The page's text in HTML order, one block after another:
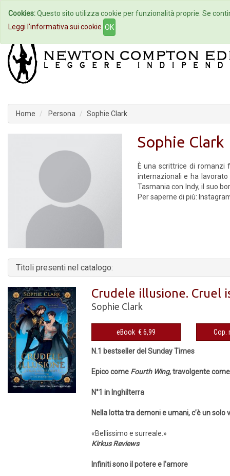
Home Autori Eventi
Home Persona Sophie Clark
Sophie Clark
È una scrittrice di romanzi
internazionali e ha
Tasmania con Indy, il suo
Per saperne di più:
Titoli presenti nel catalogo:
Crudele illusione. Cruel
Sophie Clark
eBook € 6,99
N.1 bestseller del Sunday Times
Epico come Fourth Wing, travolgente
N°1 in Inghilterra
Nella lotta tra demoni e umani, c’è un solo
«Bellissimo e surreale.»
Kirkus Reviews
Infiniti sono il potere e l'amore
Cookies:Questo sito utilizza cookie per funzionalità proprie. Se
Leggi l'informativa sui cookie OK